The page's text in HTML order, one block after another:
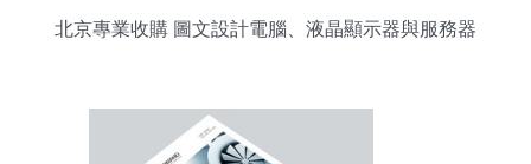
北京專業收購 圖文設計電腦、液晶顯示器與服務器